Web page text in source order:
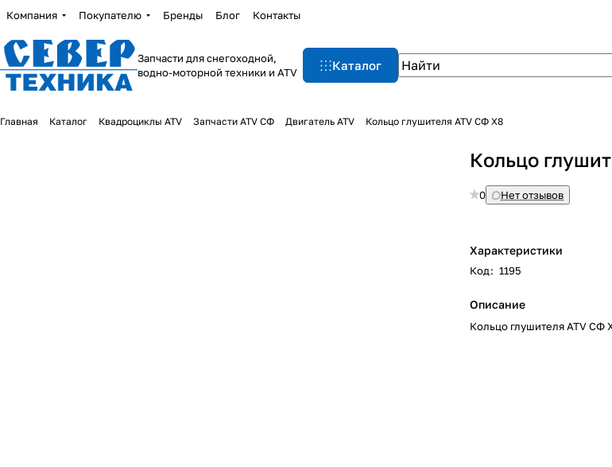
Компания Покупателю Бренды Блог Контакты
Запчасти для снегоходной,
водно-моторной техники и ATV
Каталог
Главная Каталог Квадроциклы ATV Запчасти ATV СФ Двигатель ATV Кольцо глушителя ATV СФ X8
Кольцо
0 Нет отзывов
Характеристики
Код: 1195
Описание
Кольцо глушителя ATV СФ